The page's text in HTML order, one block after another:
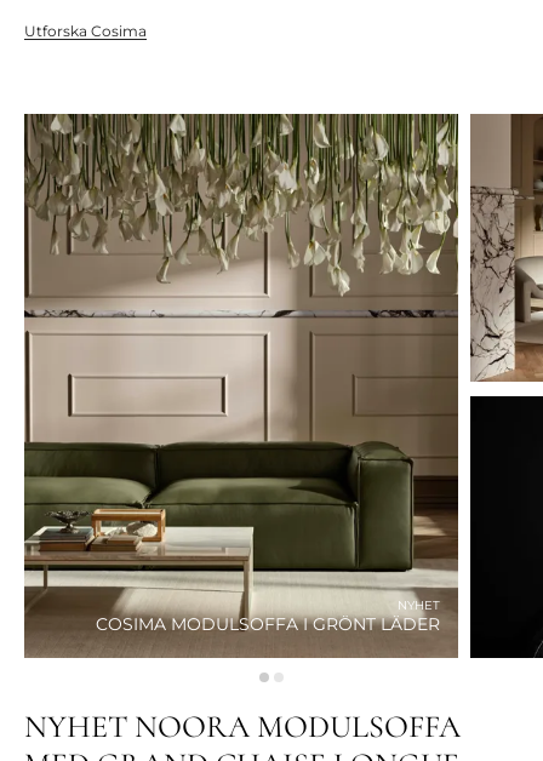
Utforska Cosima
NYHET
COSIMA MODULSOFFA I GRÖNT LÄDER
NYHET NOORA MODULSOFFA